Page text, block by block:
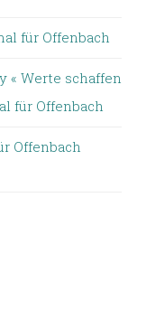
für Offenbach
« Werte schaffen
für Offenbach
Offenbach